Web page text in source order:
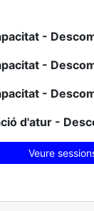
-
-
-
d'atur -
Veure